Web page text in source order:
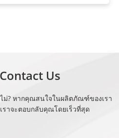
Us
ม่? หากคุณสนใจในผลิตภัณฑ์ของเรา
ราจะตอบกลับคุณโดยเร็วที่สุด